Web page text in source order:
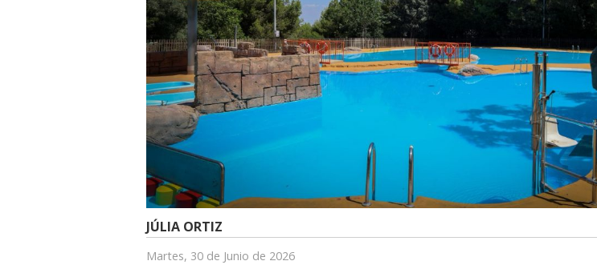
JÚLIA ORTIZ
Martes, 30 de Junio de 2026